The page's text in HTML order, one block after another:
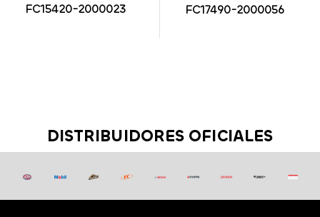
FC15420-2000023 FC17490-2000056
DISTRIBUIDORES OFICIALES